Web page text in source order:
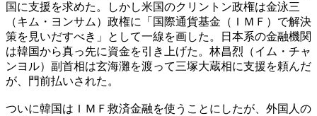
国に支援を求めた。しかし米国のクリントン政権は金泳三
（キム・ヨンサム）政権に「国際通貨基金（ＩＭＦ）で解決
策を見いだすべき」として一線を画した。日本系の金融機関
は韓国から真っ先に資金を引き上げた。林昌烈（イム・チャ
ンヨル）副首相は玄海灘を渡って三塚大蔵相に支援を頼んだ
が、門前払いされた。
ついに韓国はＩＭＦ救済金融を使うことにしたが、外国人の